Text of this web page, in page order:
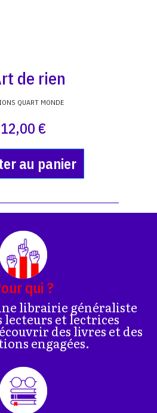
de rien
QUART MONDE
12,00 €
au panier
qui ?
librairie généraliste
lecteurs et lectrices
des livres et des
engagées.